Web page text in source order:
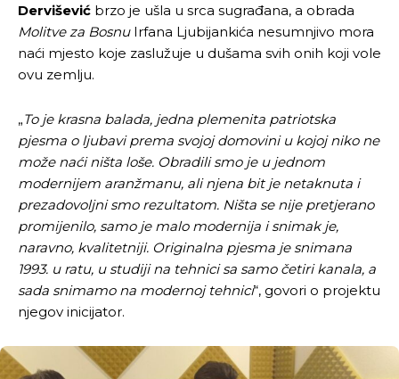
Dervišević brzo je ušla u srca sugrađana, a obrada
Molitve za BosnuIrfana Ljubijankića nesumnjivo mora
naći mjesto koje zaslužuje u dušama svih onih koji vole
ovu zemlju.
„To je krasna balada, jedna plemenita patriotska
pjesma o ljubavi prema svojoj domovini u kojoj niko ne
može naći ništa loše. Obradili smo je u jednom
modernijem aranžmanu, ali njena bit je netaknuta i
prezadovoljni smo rezultatom. Ništa se nije pretjerano
promijenilo, samo je malo modernija i snimak je,
naravno, kvalitetniji. Originalna pjesma je snimana
1993. u ratu, u studiji na tehnici sa samo četiri kanala, a
sada snimamo na modernoj tehnici“, govori o projektu
njegov inicijator.